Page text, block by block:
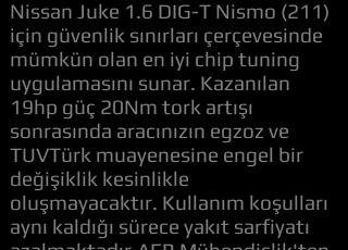
Nissan Juke 1.6 DIG-T Nismo (211)
için güvenlik sınırları çerçevesinde
mümkün olan en iyi chip tuning
uygulamasını sunar. Kazanılan
19hp güç 20Nm tork artışı
sonrasında aracınızın egzoz ve
TUVTürk muayenesine engel bir
değişiklik kesinlikle
oluşmayacaktır. Kullanım koşulları
aynı kaldığı sürece yakıt sarfiyatı